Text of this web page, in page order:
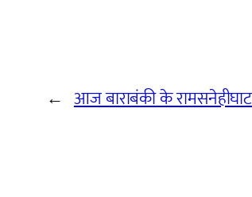
← आज बाराबंकी के रामसनेहीघाट